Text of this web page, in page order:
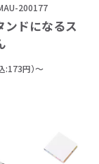
200177
ンドになるス
:173円）～